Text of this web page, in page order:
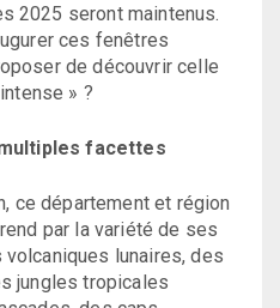
2025 seront maintenus.
ces fenêtres
de découvrir celle
» ?
facettes
ce département et région
par la variété de ses
lunaires, des
jungles tropicales